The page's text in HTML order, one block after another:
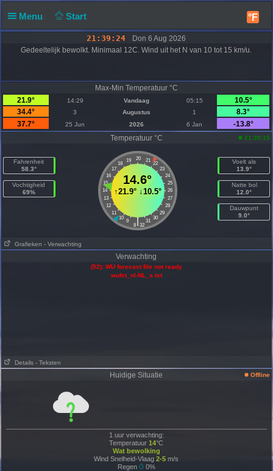
Menu Start °F
21:39:25
Don 6 Aug 2026
Gedeeltelijk bewolkt. Minimaal 12C. Wind uit het N van 10 tot 15 km/u.
Max-Min Temperatuur °C
21.9°
14:29 Vandaag 05:15
10.5°
34.4°
3 Augustus 1
8.3°
37.7°
25 Jun 2026 6 Jan
-13.8°
Temperatuur °C
21:39:15
Fahrenheit
58.3°
Vochtigheid
69%
20
19 21
18
22
17
23
16
24
15
25
14
26
13
27
12
28
11
29
10
30
9 31
|
8 32
14.6°
↑21.9°↓10.5°
Voelt als
13.9°
Natte bol
12.0°
Dauwpunt
9.0°
Grafieken - Verwachting
Verwachting
(52): WU forecast file not ready
wufct_nl-NL_s.txt
Details - Teksten
Huidige Situatie Offline
1 uur verwachting:
Temperatuur14°C
Wat bewolking
Wind Snelheid-Vlaag 2-5 m/s
Regen
0%